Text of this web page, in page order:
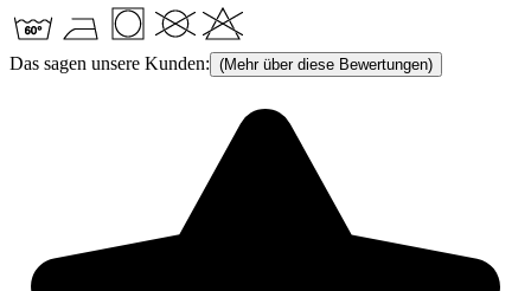
Das sagen unsere Kunden: (Mehr über diese Bewertungen)